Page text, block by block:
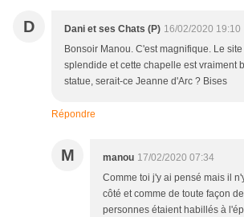
D Dani et ses Chats (P) 16/02/2020 19:10
Bonsoir Manou. C'est magnifique. Le
splendide et cette chapelle est vraiment
statue, serait-ce Jeanne d'Arc ? Bises
Répondre
M manou 17/02/2020 07:34
Comme toi j'y ai pensé mais il
côté et comme de toute façon
personnes étaient habillés à